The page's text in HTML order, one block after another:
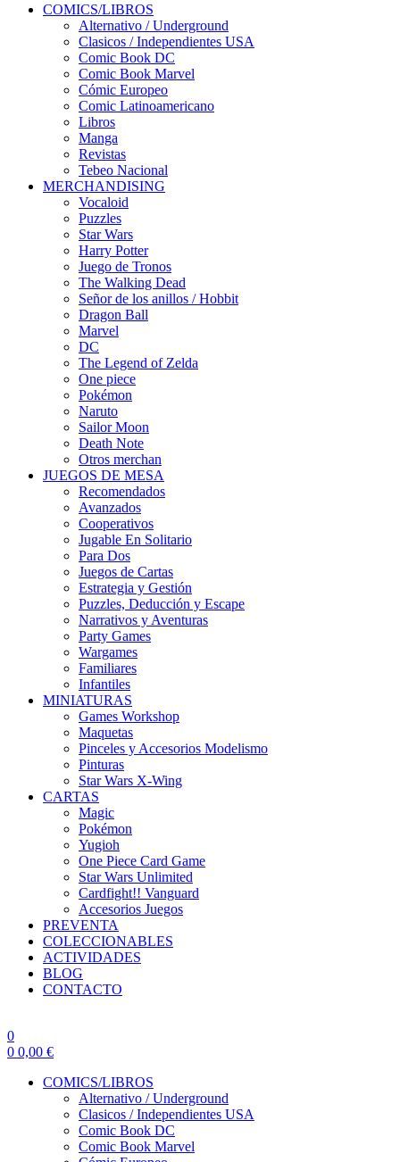
COMICS/LIBROS
Alternativo / Underground
Clasicos / Independientes USA
Comic Book DC
Comic Book Marvel
Cómic Europeo
Comic Latinoamericano
Libros
Manga
Revistas
Tebeo Nacional
MERCHANDISING
Vocaloid
Puzzles
Star Wars
Harry Potter
Juego de Tronos
The Walking Dead
Señor de los anillos / Hobbit
Dragon Ball
Marvel
DC
The Legend of Zelda
One piece
Pokémon
Naruto
Sailor Moon
Death Note
Otros merchan
JUEGOS DE MESA
Recomendados
Avanzados
Cooperativos
Jugable En Solitario
Para Dos
Juegos de Cartas
Estrategia y Gestión
Puzzles, Deducción y Escape
Narrativos y Aventuras
Party Games
Wargames
Familiares
Infantiles
MINIATURAS
Games Workshop
Maquetas
Pinceles y Accesorios Modelismo
Pinturas
Star Wars X-Wing
CARTAS
Magic
Pokémon
Yugioh
One Piece Card Game
Star Wars Unlimited
Cardfight!! Vanguard
Accesorios Juegos
PREVENTA
COLECCIONABLES
ACTIVIDADES
BLOG
CONTACTO
0
0 0,00 €
COMICS/LIBROS
Alternativo / Underground
Clasicos / Independientes USA
Comic Book DC
Comic Book Marvel